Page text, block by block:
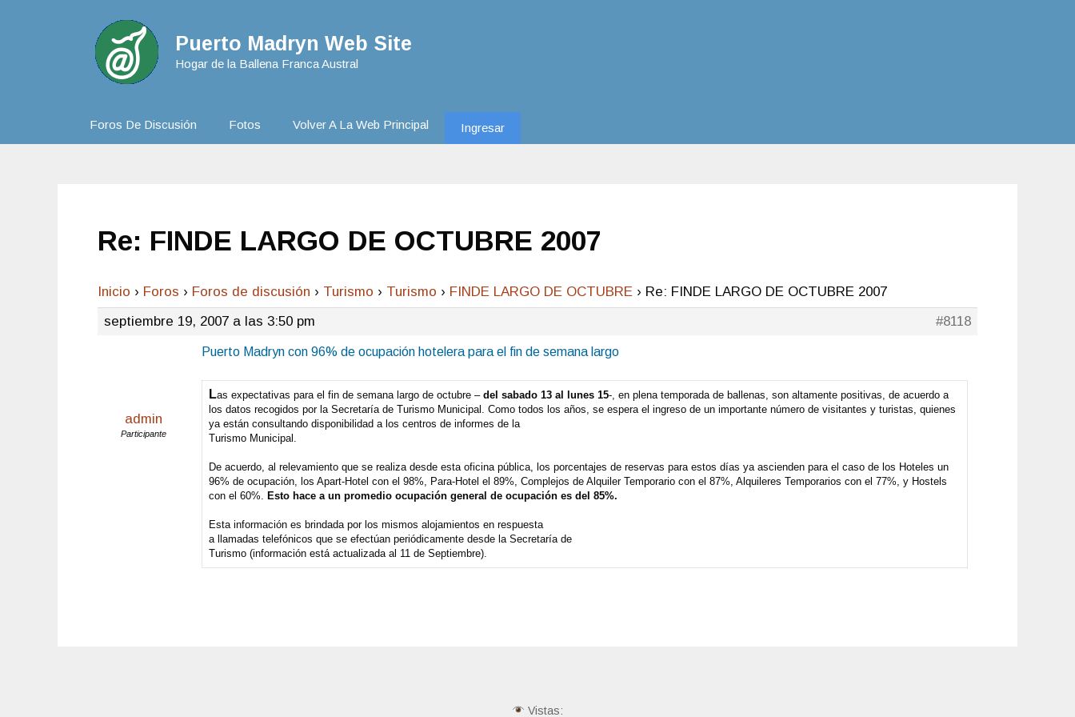
Puerto Madryn Web Site
Hogar de la Ballena Franca Austral
Foros De Discusión Fotos Volver A La Web Principal Ingresar
Re: FINDE LARGO DE OCTUBRE 2007
Inicio › Foros › Foros de discusión › Turismo › Turismo › FINDE LARGO DE OCTUBRE › Re: FINDE LARGO DE OCTUBRE 2007
septiembre 19, 2007 a las 3:50 pm
#8118
admin
Participante
Puerto Madryn con 96% de ocupación hotelera para el fin de semana largo
Las expectativas para el fin de semana largo de octubre – del sabado 13 al lunes 15-, en plena temporada de ballenas, son altamente positivas, de acuerdo a
los datos recogidos por la Secretaría de Turismo Municipal. Como todos los años, se espera el ingreso de un importante número de visitantes y turistas, quienes
ya están consultando disponibilidad a los centros de informes de la
Turismo Municipal.
De acuerdo, al relevamiento que se realiza desde esta oficina pública, los porcentajes de reservas para estos días ya ascienden para el caso de los Hoteles un
96% de ocupación, los Apart-Hotel con el 98%, Para-Hotel el 89%, Complejos de Alquiler Temporario con el 87%, Alquileres Temporarios con el 77%, y Hostels
con el 60%. Esto hace a un promedio ocupación general de ocupación es del 85%.
Esta información es brindada por los mismos alojamientos en respuesta
a llamadas telefónicos que se efectúan periódicamente desde la Secretaría de
Turismo (información está actualizada al 11 de Septiembre).
Vistas: